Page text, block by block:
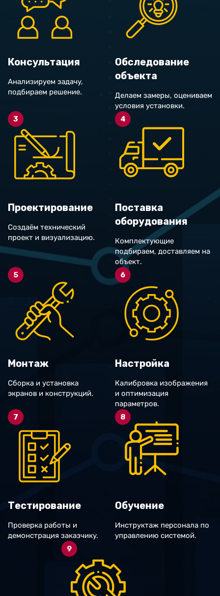
Консультация
Анализируем задачу,
подбираем решение.
Обследование
объекта
Делаем замеры, оцениваем
условия установки.
3
Проектирование
Создаём технический
проект и визуализацию.
4
Поставка
оборудования
Комплектующие
подбираем, доставляем на
объект.
5
Монтаж
Сборка и установка
экранов и конструкций.
6
Настройка
Калибровка изображения
и оптимизация
параметров.
7
Тестирование
Проверка работы и
демонстрация заказчику.
8
Обучение
Инструктаж персонала по
управлению системой.
9